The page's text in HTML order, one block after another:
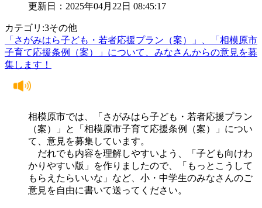
更新日：2025年04月22日 08:45:17
カテゴリ:3その他
「さがみはら子ども・若者応援プラン（案）」、「相模原市
子育て応援条例（案）」について、みなさんからの意見を募
集します！
相模原市では、「さがみはら子ども・若者応援プラン
（案）」と「相模原市子育て応援条例（案）」につい
て、意見を募集しています。
だれでも内容を理解しやすいよう、「子ども向けわ
かりやすい版」を作りましたので、「もっとこうして
もらえたらいいな」など、小・中学生のみなさんのご
意見を自由に書いて送ってください。